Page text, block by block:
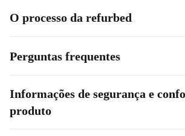
O processo da refurbed
Perguntas frequentes
Informações de segurança e
produto